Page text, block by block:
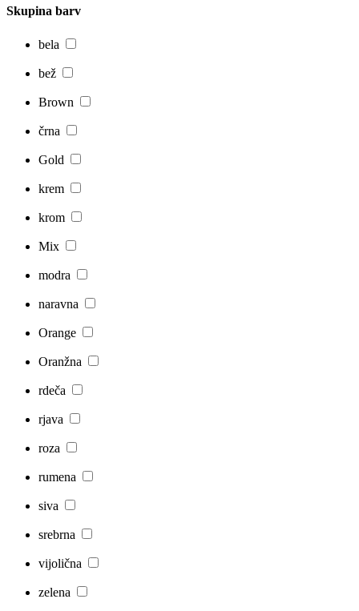
Skupina barv
bela
bež
Brown
črna
Gold
krem
krom
Mix
modra
naravna
Orange
Oranžna
rdeča
rjava
roza
rumena
siva
srebrna
vijolična
zelena